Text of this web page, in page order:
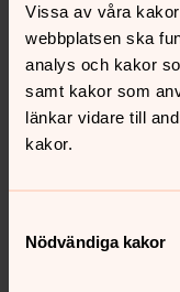
Vissa av våra
webbplatsen ska
analys och kakor
samt kakor som
länkar vidare till
kakor.
Nödvändiga kakor
Synpunkter